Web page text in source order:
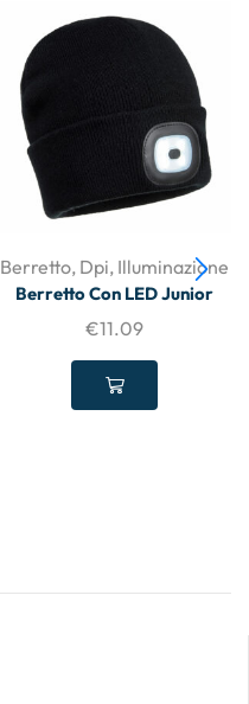
Berretto, Dpi, Illuminazione
Berretto Con LED Junior
€11.09